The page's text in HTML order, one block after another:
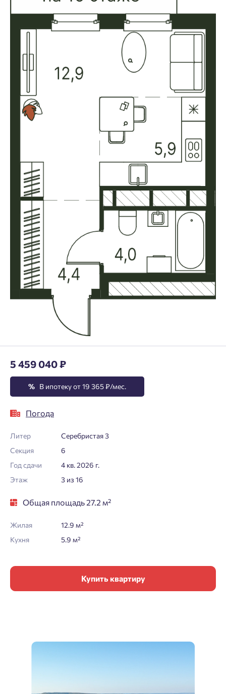
5 459 040 ₽
% В ипотеку от 19 365 ₽/мес.
Погода
Литер
Серебристая 3
Секция
6
Год сдачи
4 кв. 2026 г.
Этаж
3 из 16
Общая площадь 27.2 м²
Жилая
12.9 м²
Кухня
5.9 м²
Купить квартиру